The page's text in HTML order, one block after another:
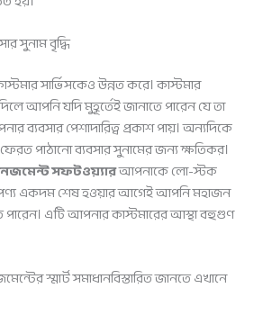
সুনাম বৃদ্ধি
সার্ভিসকেও উন্নত করে। কাস্টমার
আপনি যদি মুহূর্তেই জানাতে পারেন যে তা
ব্যবসার পেশাদারিত্ব প্রকাশ পায়। অন্যদিকে
পাঠানো ব্যবসার সুনামের জন্য ক্ষতিকর।
সফটওয়্যারআপনাকে লো-স্টক
পণ্য একদম শেষ হওয়ার আগেই আপনি মহাজন
পারেন। এটি আপনার কাস্টমারের আস্থা বহুগুণ
স্মার্ট সমাধানবিস্তারিত জানতে এখানে